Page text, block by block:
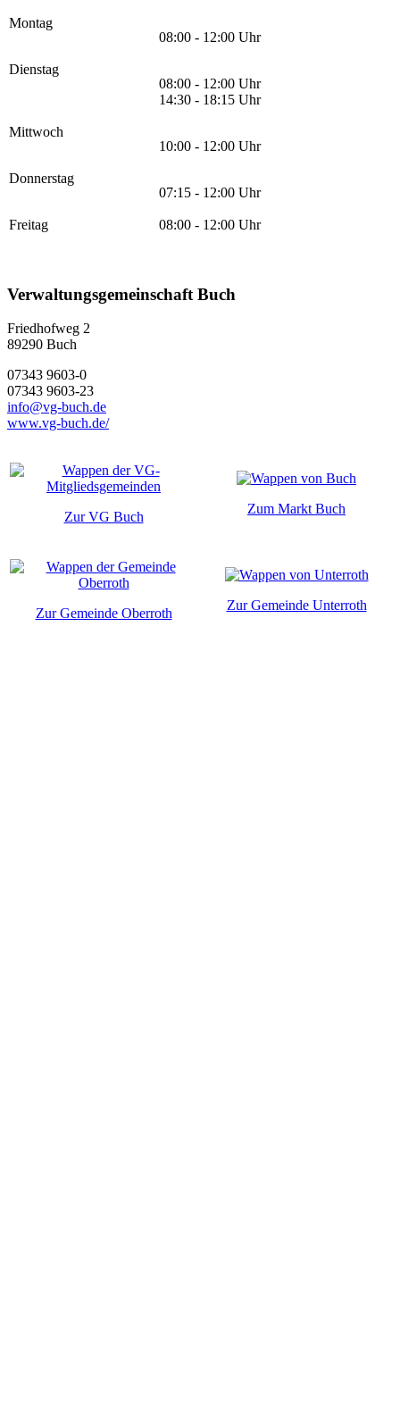
Montag
08:00 - 12:00 Uhr
Dienstag
08:00 - 12:00 Uhr
14:30 - 18:15 Uhr
Mittwoch
10:00 - 12:00 Uhr
Donnerstag
07:15 - 12:00 Uhr
Freitag 08:00 - 12:00 Uhr
Verwaltungsgemeinschaft Buch
Friedhofweg 2
89290 Buch
07343 9603-0
07343 9603-23
info@vg-buch.de
www.vg-buch.de/
Zur VG Buch
Zum Markt Buch
Zur Gemeinde Oberroth
Zur Gemeinde Unterroth